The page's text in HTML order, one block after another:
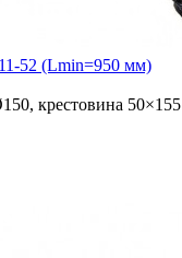
52 (Lmin=950 мм)
крестовина 50×155